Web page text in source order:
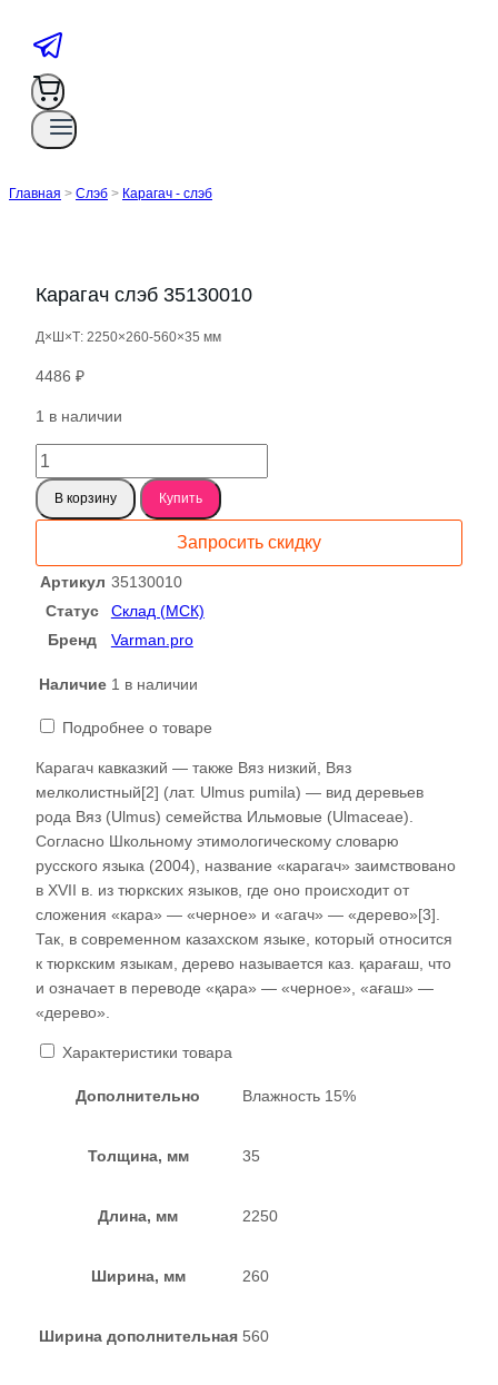
Главная > Слэб > Карагач - слэб
Карагач слэб 35130010
Д×Ш×Т: 2250×260-560×35 мм
4486 ₽
1 в наличии
Количество
товара
Карагач
слэб
В корзину Купить
Запросить скидку
Артикул 35130010
Статус
Склад (МСК)
Бренд
Varman.pro
Наличие 1 в наличии
Подробнее о товаре
Карагач кавказкий — также Вяз низкий, Вяз
мелколистный[2] (лат. Ulmus pumila) — вид деревьев
рода Вяз (Ulmus) семейства Ильмовые (Ulmaceae).
Согласно Школьному этимологическому словарю
русского языка (2004), название «карагач» заимствовано
в XVII в. из тюркских языков, где оно происходит от
сложения «кара» — «черное» и «агач» — «дерево»[3].
Так, в современном казахском языке, который относится
к тюркским языкам, дерево называется каз. қарағаш, что
и означает в переводе «қара» — «черное», «ағаш» —
«дерево».
Характеристики товара
Дополнительно Влажность 15%
Толщина, мм 35
Длина, мм 2250
Ширина, мм 260
Ширина дополнительная 560